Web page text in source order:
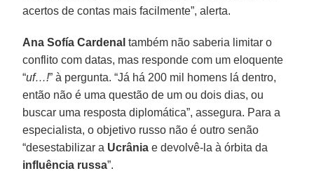
acertos de contas mais facilmente”, alerta.
Ana Sofía Cardenal também não saberia limitar o
conflito com datas, mas responde com um eloquente
“uf…!” à pergunta. “Já há 200 mil homens lá dentro,
então não é uma questão de um ou dois dias, ou
buscar uma resposta diplomática”, assegura. Para a
especialista, o objetivo russo não é outro senão
“desestabilizar a Ucrânia e devolvê-la à órbita da
influência russa”.